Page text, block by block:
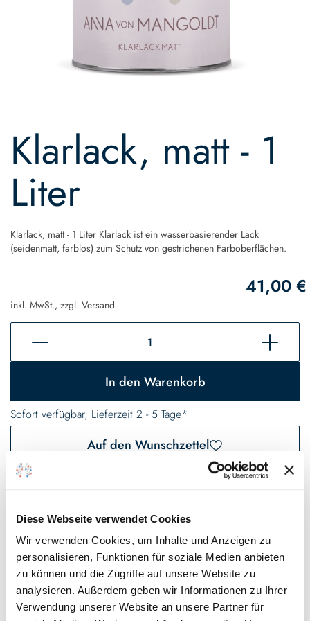
Diese Webseite verwendet Cookies
Wir verwenden Cookies, um Inhalte und Anzeigen zu
personalisieren, Funktionen für soziale Medien anbieten
zu können und die Zugriffe auf unsere Website zu
analysieren. Außerdem geben wir Informationen zu Ihrer
Verwendung unserer Website an unsere Partner für
Klarlack, matt - 1
Liter
Klarlack, matt - 1 Liter Klarlack ist ein wasserbasierender Lack
(seidenmatt, farblos) zum Schutz von gestrichenen Farboberflächen.
41,00 €
inkl. MwSt., zzgl. Versand
In den Warenkorb
Sofort verfügbar, Lieferzeit 2 - 5 Tage*
Auf den Wunschzettel
Technische Details und Hinweise
Wann brauche ich Sperrgrund / Haftgrund
Weiß und wann Grau?
the
beginning